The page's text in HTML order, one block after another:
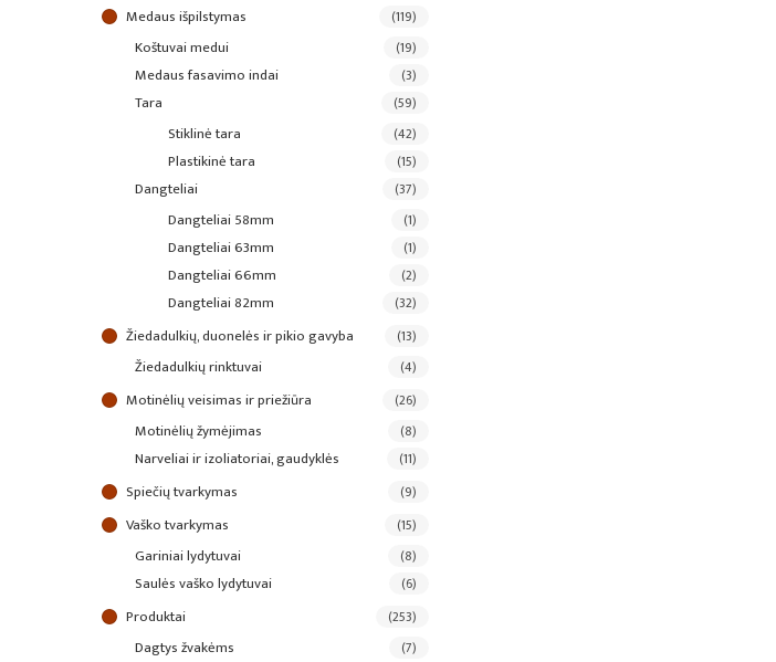
medaus išpilstymas (119)
koštuvai medui (19)
medaus fasavimo indai (3)
tara (59)
stiklinė tara (42)
plastikinė tara (15)
dangteliai (37)
dangteliai 58mm (1)
dangteliai 63mm (1)
dangteliai 66mm (2)
dangteliai 82mm (32)
žiedadulkių, duonelės ir pikio gavyba (13)
žiedadulkių rinktuvai (4)
motinėlių veisimas ir priežiūra (26)
motinėlių žymėjimas (8)
narveliai ir izoliatoriai, gaudyklės (11)
spiečių tvarkymas (9)
vaško tvarkymas (15)
gariniai lydytuvai (8)
saulės vaško lydytuvai (6)
produktai (253)
dagtys žvakėms (7)